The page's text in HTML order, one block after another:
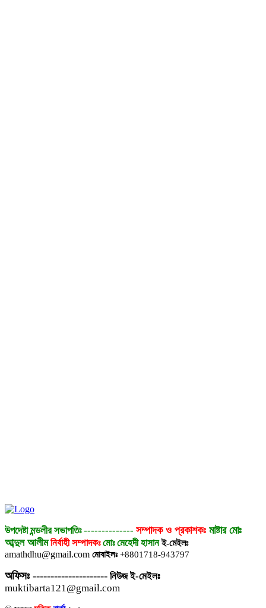
উপদেষ্টা মন্ডলীর সভাপতিঃ-------------- সম্পাদক ও প্রকাশকঃ মাষ্টার মোঃ
আব্দুল আলীম নির্বাহী সম্পাদকঃমোঃ মেহেদী হাসান ই-মেইলঃ
amathdhu@gmail.com মোবাইলঃ +8801718-943797
অফিসঃ --------------------- নিউজ ই-মেইলঃ
muktibarta121@gmail.com